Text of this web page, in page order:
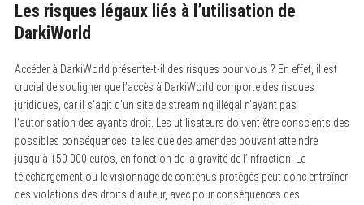
Les risques légaux liés à l’utilisation de
DarkiWorld
Accéder à DarkiWorld présente-t-il des risques pour vous ? En effet, il est
crucial de souligner que l’accès à DarkiWorld comporte des risques
juridiques, car il s’agit d’un site de streaming illégal n’ayant pas
l’autorisation des ayants droit. Les utilisateurs doivent être conscients des
possibles conséquences, telles que des amendes pouvant atteindre
jusqu’à 150 000 euros, en fonction de la gravité de l’infraction. Le
téléchargement ou le visionnage de contenus protégés peut donc entraîner
des violations des droits d’auteur, avec pour conséquences des